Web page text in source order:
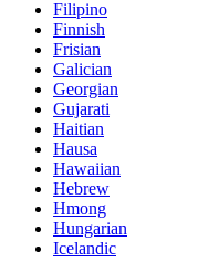
Filipino
Finnish
Frisian
Galician
Georgian
Gujarati
Haitian
Hausa
Hawaiian
Hebrew
Hmong
Hungarian
Icelandic